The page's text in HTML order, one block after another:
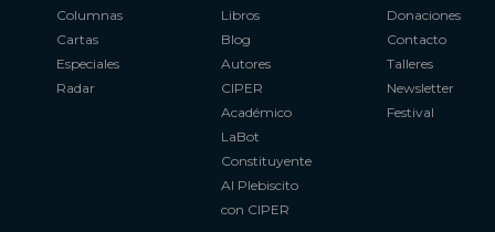
Columnas
Cartas
Especiales
Radar
Libros
Blog
Autores
CIPER
Académico
LaBot
Constituyente
Al Plebiscito
con CIPER
Donaciones
Contacto
Talleres
Newsletter
Festival